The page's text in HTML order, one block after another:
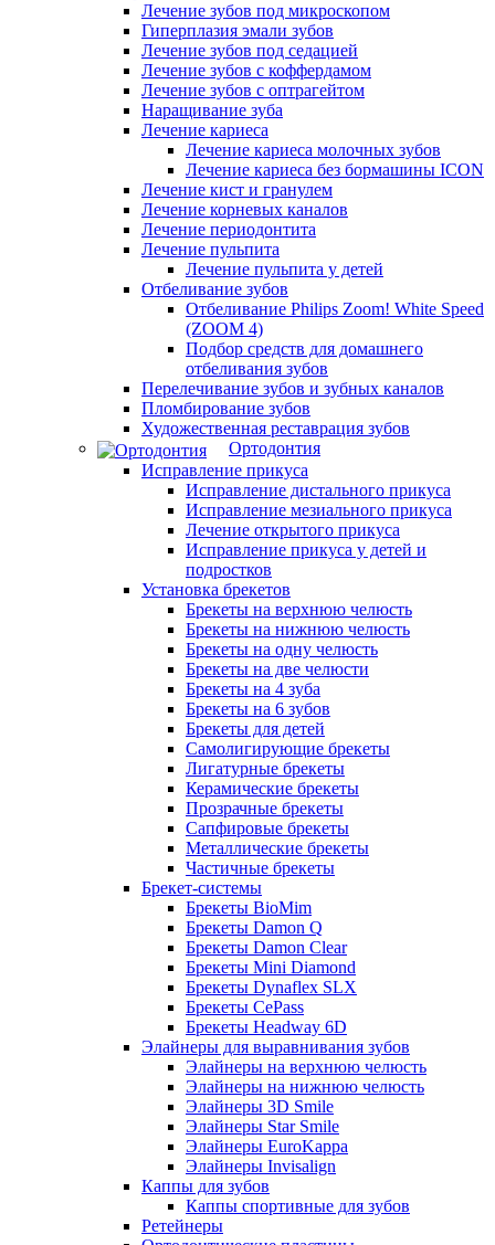
Лечение зубов под микроскопом
Гиперплазия эмали зубов
Лечение зубов под седацией
Лечение зубов с коффердамом
Лечение зубов с оптрагейтом
Наращивание зуба
Лечение кариеса
Лечение кариеса молочных зубов
Лечение кариеса без бормашины ICON
Лечение кист и гранулем
Лечение корневых каналов
Лечение периодонтита
Лечение пульпита
Лечение пульпита у детей
Отбеливание зубов
Отбеливание Philips Zoom! White Speed
(ZOOM 4)
Подбор средств для домашнего
отбеливания зубов
Перелечивание зубов и зубных каналов
Пломбирование зубов
Художественная реставрация зубов
Ортодонтия
Исправление прикуса
Исправление дистального прикуса
Исправление мезиального прикуса
Лечение открытого прикуса
Исправление прикуса у детей и
подростков
Установка брекетов
Брекеты на верхнюю челюсть
Брекеты на нижнюю челюсть
Брекеты на одну челюсть
Брекеты на две челюсти
Брекеты на 4 зуба
Брекеты на 6 зубов
Брекеты для детей
Самолигирующие брекеты
Лигатурные брекеты
Керамические брекеты
Прозрачные брекеты
Сапфировые брекеты
Металлические брекеты
Частичные брекеты
Брекет-системы
Брекеты BioMim
Брекеты Damon Q
Брекеты Damon Clear
Брекеты Mini Diamond
Брекеты Dynaflex SLX
Брекеты CePass
Брекеты Headway 6D
Элайнеры для выравнивания зубов
Элайнеры на верхнюю челюсть
Элайнеры на нижнюю челюсть
Элайнеры 3D Smile
Элайнеры Star Smile
Элайнеры EuroKappa
Элайнеры Invisalign
Каппы для зубов
Каппы спортивные для зубов
Ретейнеры